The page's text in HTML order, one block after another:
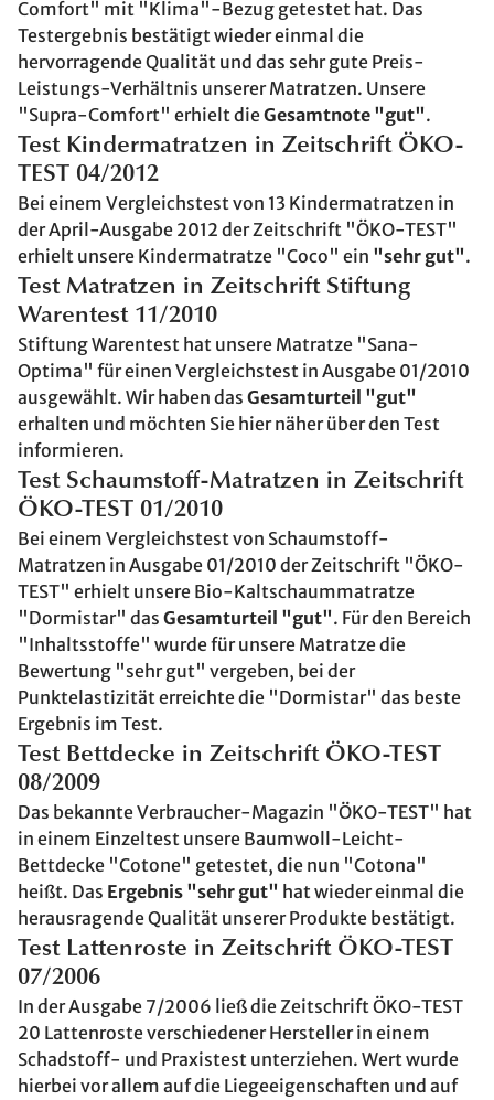
Comfort" mit "Klima"-Bezug getestet hat. Das
Testergebnis bestätigt wieder einmal die
hervorragende Qualität und das sehr gute Preis-
Leistungs-Verhältnis unserer Matratzen. Unsere
"Supra-Comfort" erhielt dieGesamtnote "gut".
Test Kindermatratzen in Zeitschrift ÖKO-
TEST 04/2012
Bei einem Vergleichstest von 13 Kindermatratzen in
der April-Ausgabe 2012 der Zeitschrift "ÖKO-TEST"
erhielt unsere Kindermatratze "Coco" ein "sehr gut".
Test Matratzen in Zeitschrift Stiftung
Warentest 11/2010
Stiftung Warentest hat unsere Matratze "Sana-
Optima" für einen Vergleichstest in Ausgabe 01/2010
ausgewählt. Wir haben das Gesamturteil "gut"
erhalten und möchten Sie hier näher über den Test
informieren.
Test Schaumstoff-Matratzen in Zeitschrift
ÖKO-TEST 01/2010
Bei einem Vergleichstest von Schaumstoff-
Matratzen in Ausgabe 01/2010 der Zeitschrift "ÖKO-
TEST" erhielt unsere Bio-Kaltschaummatratze
"Dormistar" das Gesamturteil "gut". Für den Bereich
"Inhaltsstoffe" wurde für unsere Matratze die
Bewertung "sehr gut" vergeben, bei der
Punktelastizität erreichte die "Dormistar" das beste
Ergebnis im Test.
Test Bettdecke in Zeitschrift ÖKO-TEST
08/2009
Das bekannte Verbraucher-Magazin "ÖKO-TEST" hat
in einem Einzeltest unsere Baumwoll-Leicht-
Bettdecke "Cotone" getestet, die nun "Cotona"
heißt. Das Ergebnis "sehr gut" hat wieder einmal die
herausragende Qualität unserer Produkte bestätigt.
Test Lattenroste in Zeitschrift ÖKO-TEST
07/2006
In der Ausgabe 7/2006 ließ die Zeitschrift ÖKO-TEST
20 Lattenroste verschiedener Hersteller in einem
Schadstoff- und Praxistest unterziehen. Wert wurde
hierbei vor allem auf die Liegeeigenschaften und auf